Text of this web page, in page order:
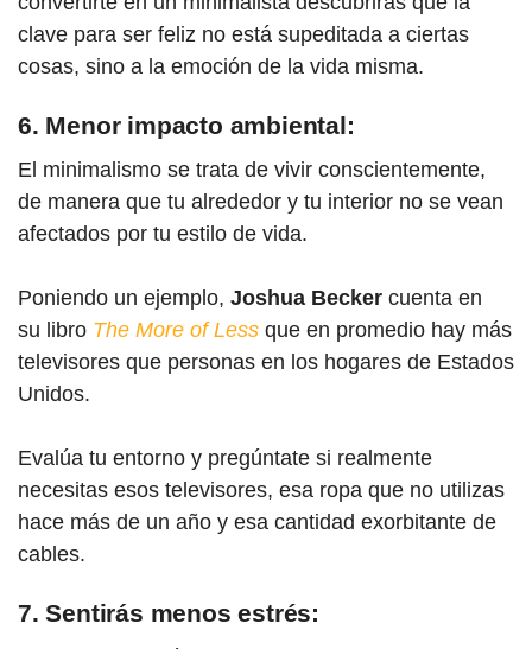
clave para ser feliz no está supeditada a ciertas
cosas, sino a la emoción de la vida misma.
6. Menor impacto ambiental:
El minimalismo se trata de vivir conscientemente,
de manera que tu alrededor y tu interior no se vean
afectados por tu estilo de vida.
Poniendo un ejemplo, Joshua Becker cuenta en
su libro The More of Less que en promedio hay más
televisores que personas en los hogares de Estados
Unidos.
Evalúa tu entorno y pregúntate si realmente
necesitas esos televisores, esa ropa que no utilizas
hace más de un año y esa cantidad exorbitante de
cables.
7. Sentirás menos estrés: